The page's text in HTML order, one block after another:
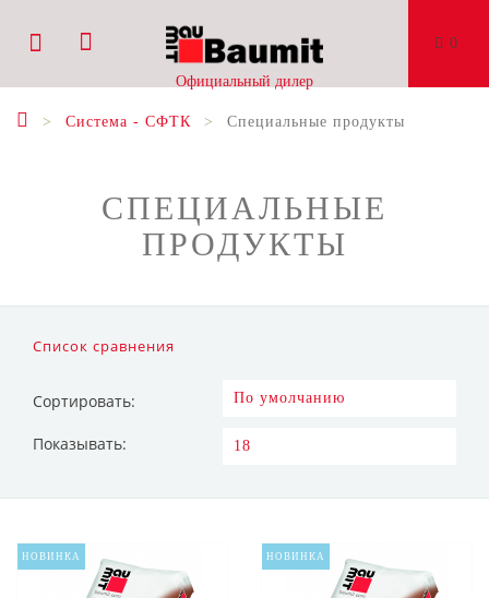
Официальный дилер
0
Система - СФТК Специальные продукты
СПЕЦИАЛЬНЫЕ
ПРОДУКТЫ
Список сравнения
Сортировать:
Показывать:
НОВИНКА НОВИНКА